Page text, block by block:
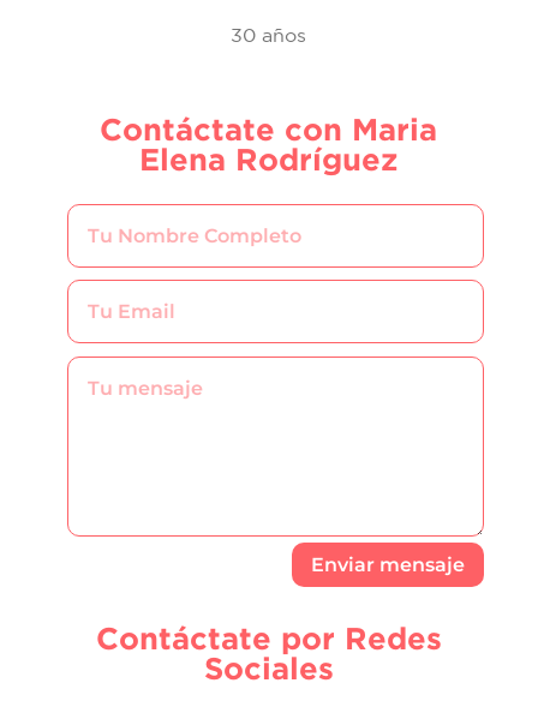
30 años
Contáctate con Maria
Elena Rodríguez
Enviar mensaje
Contáctate por Redes
Sociales